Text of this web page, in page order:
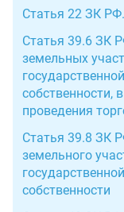
Статья 22 ЗК
Статья 39.6 ЗК
земельных
собственности,
проведения
Статья 39.8 ЗК
земельного
собственности